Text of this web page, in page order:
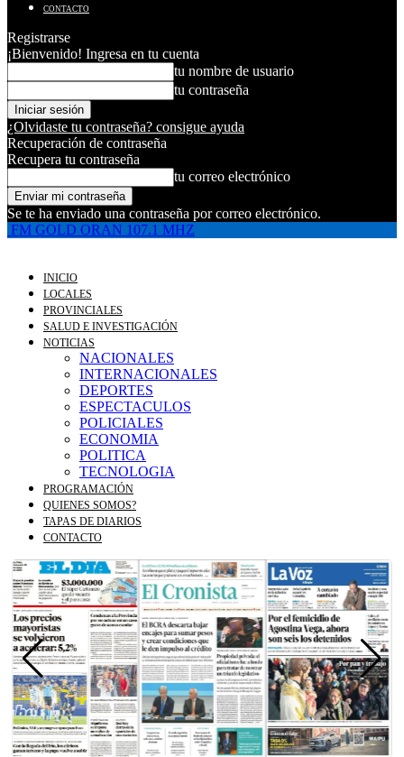
CONTACTO
Registrarse
¡Bienvenido! Ingresa en tu cuenta
tu nombre de usuario
tu contraseña
¿Olvidaste tu contraseña? consigue ayuda
Recuperación de contraseña
Recupera tu contraseña
tu correo electrónico
Se te ha enviado una contraseña por correo electrónico.
FM GOLD ORAN 107.1 MHZ
INICIO
LOCALES
PROVINCIALES
SALUD E INVESTIGACIÓN
NOTICIAS
NACIONALES
INTERNACIONALES
DEPORTES
ESPECTACULOS
POLICIALES
ECONOMIA
POLITICA
TECNOLOGIA
PROGRAMACIÓN
QUIENES SOMOS?
TAPAS DE DIARIOS
CONTACTO